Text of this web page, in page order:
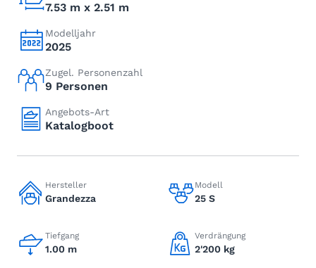
7.53 m x 2.51 m
Modelljahr
2025
Zugel. Personenzahl
9 Personen
Angebots-Art
Katalogboot
Hersteller
Grandezza
Modell
25 S
Tiefgang
1.00 m
Verdrängung
2'200 kg